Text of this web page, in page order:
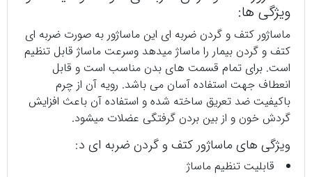
ویژگی ها:
ماساژور کتف و گردن ضربه ای این ماساژور به صورت ضربه ای
کتف و گردن بیمار را ماساژ میدهد وسرعت ماساژ قابل تنظیم
است. برای تمام قسمت های بدن مناسب است و قابل
انعطاف جهت استفاده آسان می باشد. رویه آن از چرم
باکیفیت ضد تعریق ساخته شده و استفاده آن باعث افزایش
گردش خون و از بین بردن گرفتگی عضلات میشود.
ویژگی های ماساژور کتف و گردن ضربه ای د:
قابلیت تنظیم ماساژ